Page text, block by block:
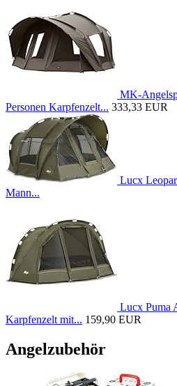
MK-
Personen Karpfenzelt... 333,33 EUR
Lucx
Mann...
Lucx Puma
Karpfenzelt mit... 159,90 EUR
Angelzubehör